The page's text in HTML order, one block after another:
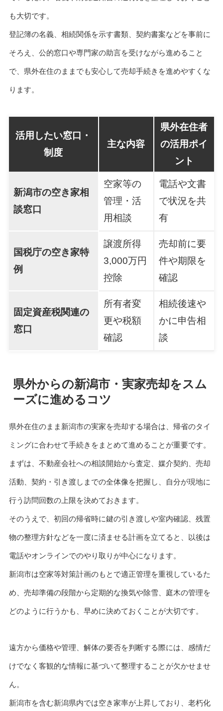
も大切です。
登記簿の名義、相続関係を示す書類、契約書案などを事前に
そろえ、公的窓口や専門家の助言を受けながら進めること
で、県外在住のままでも安心して売却手続きを進めやすくな
ります。
活用したい窓口・
制度
主な内容
県外在住者
の活用ポイ
ント
新潟市の空き家相
談窓口
空家等の
管理・活
用相談
電話や文書
で状況を共
有
国税庁の空き家特
例
譲渡所得
3,000万円
控除
売却前に要
件や期限を
確認
固定資産税関連の
窓口
所有者変
更や税額
確認
相続後速や
かに申告相
談
県外からの新潟市・実家売却をスム
ーズに進めるコツ
県外在住のまま新潟市の実家を売却する場合は、帰省のタイ
ミングに合わせて手続きをまとめて進めることが重要です。
まずは、不動産会社への相談開始から査定、媒介契約、売却
活動、契約・引き渡しまでの全体像を把握し、自分が現地に
行う訪問回数の上限を決めておきます。
そのうえで、初回の帰省時に鍵の引き渡しや室内確認、残置
物の整理方針などを一度に済ませる計画を立てると、以後は
電話やオンラインでのやり取りが中心になります。
新潟市は空家等対策計画のもとで適正管理を重視しているた
め、売却準備の段階から定期的な換気や除雪、庭木の管理を
どのように行うかも、早めに決めておくことが大切です。
遠方から価格や管理、解体の要否を判断する際には、感情だ
けでなく客観的な情報に基づいて整理することが欠かせませ
ん。
新潟市を含む新潟県内では空き家率が上昇しており、老朽化